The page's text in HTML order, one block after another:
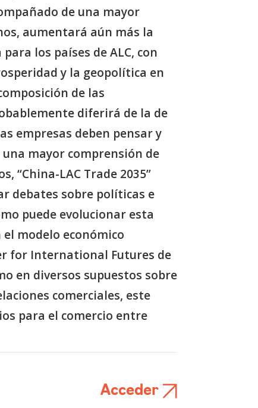
de una mayor
aumentará aún más la
los países de ALC, con
y la geopolítica en
de las
diferirá de la de
empresas deben pensar y
mayor comprensión de
“China-LAC Trade 2035”
debates sobre políticas e
puede evolucionar esta
modelo económico
for International Futures de
en diversos supuestos sobre
comerciales, este
para el comercio entre
Acceder